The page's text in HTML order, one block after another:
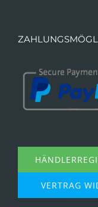
VERTRAG